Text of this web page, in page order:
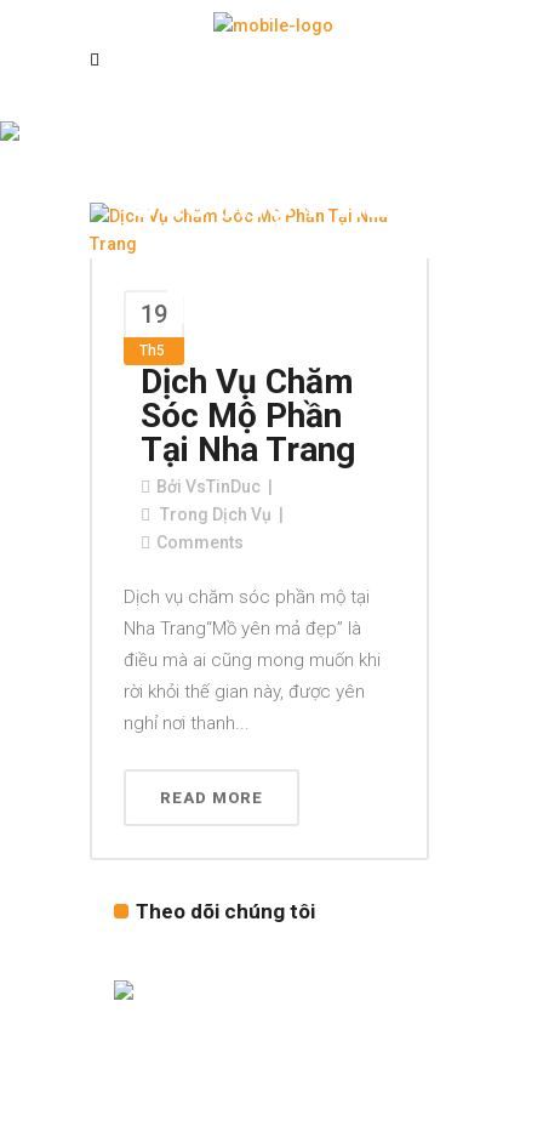
Sóc Mộ Phần
Trang Tag
19
Th5
Dịch Vụ Chăm
Sóc Mộ Phần
Tại Nha Trang
Bởi VsTinDuc
Trong Dịch Vụ
Comments
Dịch vụ chăm sóc phần mộ tại
Nha Trang“Mồ yên mả đẹp” là
điều mà ai cũng mong muốn khi
rời khỏi thế gian này, được yên
nghỉ nơi thanh...
READ MORE
Theo dõi chúng tôi